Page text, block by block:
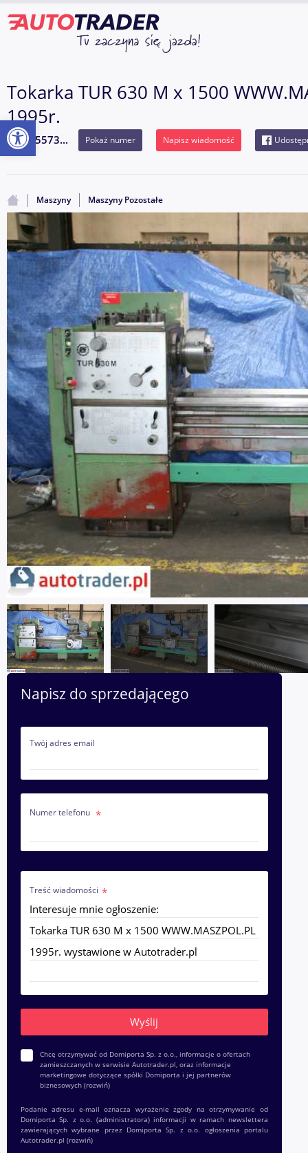
Tokarka TUR 630 M x 1500
1995r.
605573... Pokaż numer Napisz wiadomość
Maszyny Maszyny Pozostałe
Napisz do sprzedającego
Twój adres email
Numer telefonu
Treść wiadomości
Chcę otrzymywać od Domiporta Sp. z o.o., informacje o ofertach
zamieszczanych w serwisie Autotrader.pl, oraz informacje
marketingowe dotyczące spółki Domiporta i jej partnerów
biznesowych (rozwiń)
Podanie adresu e-mail oznacza wyrażenie zgody na otrzymywanie od
Domiporta Sp. z o.o. (administratora) informacji w ramach newslettera
zawierających wybrane przez Domiporta Sp. z o.o. ogłoszenia portalu
Autotrader.pl (rozwiń)
Otwórz pasek narzędzi